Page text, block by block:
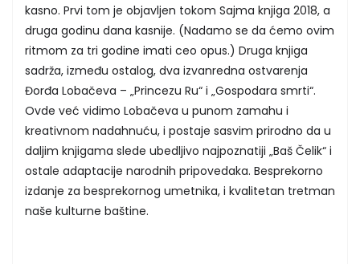
kasno. Prvi tom je objavljen tokom Sajma knjiga 2018, a
druga godinu dana kasnije. (Nadamo se da ćemo ovim
ritmom za tri godine imati ceo opus.) Druga knjiga
sadrža, između ostalog, dva izvanredna ostvarenja
Đorđa Lobačeva – „Princezu Ru“ i „Gospodara smrti“.
Ovde već vidimo Lobačeva u punom zamahu i
kreativnom nadahnuću, i postaje sasvim prirodno da u
daljim knjigama slede ubedljivo najpoznatiji „Baš Čelik“ i
ostale adaptacije narodnih pripovedaka. Besprekorno
izdanje za besprekornog umetnika, i kvalitetan tretman
naše kulturne baštine.